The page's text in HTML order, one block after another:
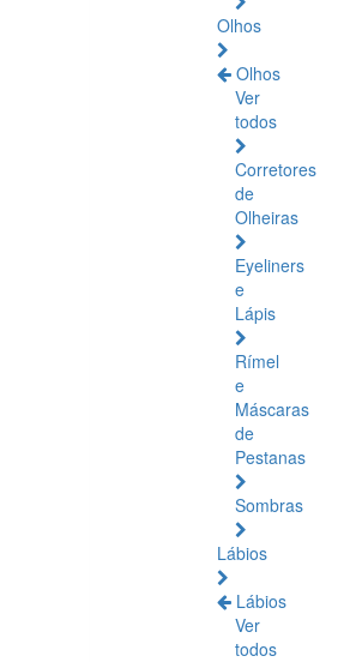
Olhos
Olhos
Ver
todos
Corretores
de
Olheiras
Eyeliners
e
Lápis
Rímel
e
Máscaras
de
Pestanas
Sombras
Lábios
Lábios
Ver
todos